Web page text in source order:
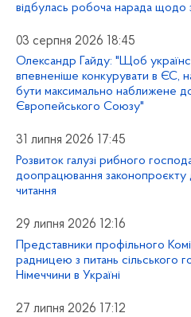
відбулась робоча нарада
03 серпня 2026 18:45
Олександр Гайду: "Щоб
впевненіше конкурувати в ЄС,
бути максимально наближене
Європейського Союзу"
31 липня 2026 17:45
Розвиток галузі рибного
доопрацювання
читання
29 липня 2026 12:16
Представники профільного
радницею з питань сільського
Німеччини в Україні
27 липня 2026 17:12